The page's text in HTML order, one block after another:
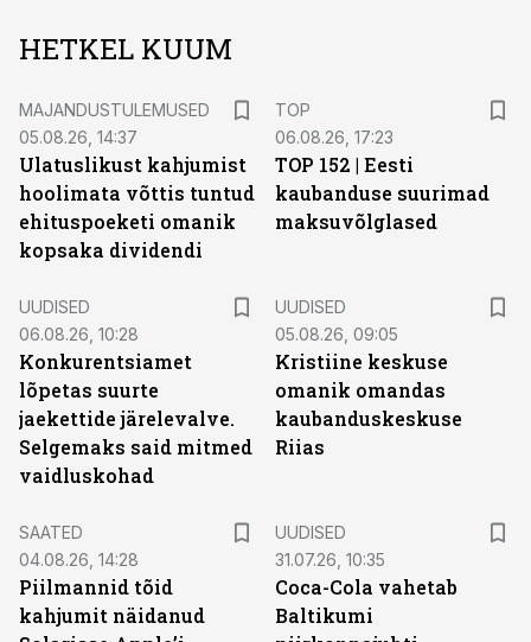
HETKEL KUUM
MAJANDUSTULEMUSED
05.08.26, 14:37
Ulatuslikust kahjumist
hoolimata võttis tuntud
ehituspoeketi omanik
kopsaka dividendi
TOP
06.08.26, 17:23
TOP 152 | Eesti
kaubanduse suurimad
maksuvõlglased
UUDISED
06.08.26, 10:28
Konkurentsiamet
lõpetas suurte
jaekettide järelevalve.
Selgemaks said mitmed
vaidluskohad
UUDISED
05.08.26, 09:05
Kristiine keskuse
omanik omandas
kaubanduskeskuse
Riias
SAATED
04.08.26, 14:28
Piilmannid tõid
kahjumit näidanud
UUDISED
31.07.26, 10:35
Coca-Cola vahetab
Baltikumi